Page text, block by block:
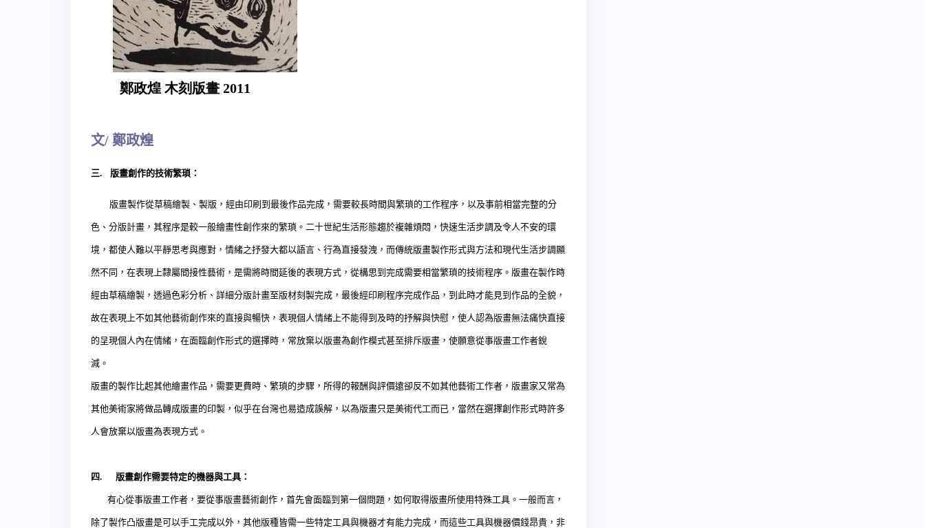
鄭政煌 木刻版畫 2011
文/ 鄭政煌
三. 版畫創作的技術繁瑣：
版畫製作從草稿繪製、製版，經由印刷到最後作品完成，需要較長時間與繁瑣的工作程序，以及事前相當完整的分
色、分版計畫，其程序是較一般繪畫性創作來的繁瑣。二十世紀生活形態趨於複雜煩悶，快速生活步調及令人不安的環
境，都使人難以平靜思考與應對，情緒之抒發大都以語言、行為直接發洩，而傳統版畫製作形式與方法和現代生活步調顯
然不同，在表現上隸屬間接性藝術，是需將時間延後的表現方式，從構思到完成需要相當繁瑣的技術程序。版畫在製作時
經由草稿繪製，透過色彩分析、詳細分版計畫至版材刻製完成，最後經印刷程序完成作品，到此時才能見到作品的全貌，
故在表現上不如其他藝術創作來的直接與暢快，表現個人情緒上不能得到及時的抒解與快慰，使人認為版畫無法痛快直接
的呈現個人內在情緒，在面臨創作形式的選擇時，常放棄以版畫為創作模式甚至排斥版畫，使願意從事版畫工作者銳
減。
版畫的製作比起其他繪畫作品，需要更費時、繁瑣的步驟，所得的報酬與評價遠卻反不如其他藝術工作者，版畫家又常為
其他美術家將做品轉成版畫的印製，似乎在台灣也易造成誤解，以為版畫只是美術代工而已，當然在選擇創作形式時許多
人會放棄以版畫為表現方式。
四. 版畫創作需要特定的機器與工具：
有心從事版畫工作者，要從事版畫藝術創作，首先會面臨到第一個問題，如何取得版畫所使用特殊工具。一般而言，
除了製作凸版畫是可以手工完成以外，其他版種皆需一些特定工具與機器才有能力完成，而這些工具與機器價錢昂貴，非